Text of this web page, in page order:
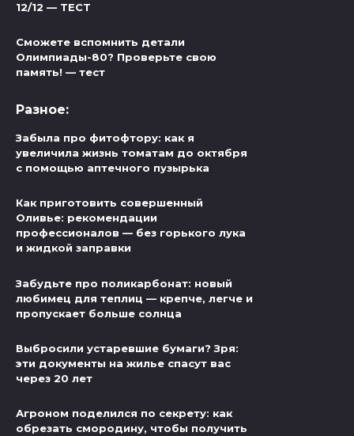
12/12 — ТЕСТ
Сможете вспомнить детали
Олимпиады-80? Проверьте свою
память! — тест
Разное:
Забыла про фитофтору: как я
увеличила жизнь томатам до октября
с помощью аптечного пузырька
Как приготовить совершенный
Оливье: рекомендации
профессионалов — без горького лука
и жидкой заправки
Забудьте про поликарбонат: новый
любимец для теплиц — крепче, легче и
пропускает больше солнца
Выбросили устаревшие бумаги? Зря:
эти документы на жилье спасут вас
через 20 лет
Агроном поделился по секрету: как
обрезать смородину, чтобы получить